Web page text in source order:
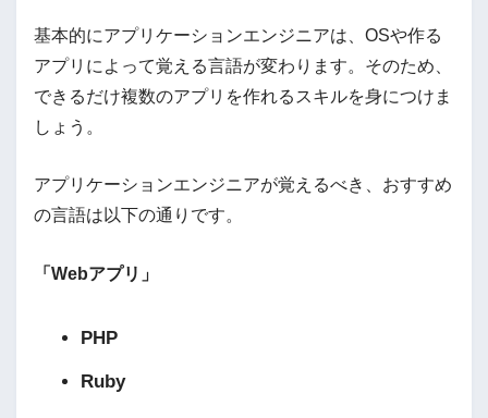
基本的にアプリケーションエンジニアは、OSや作る
アプリによって覚える言語が変わります。そのため、
できるだけ複数のアプリを作れるスキルを身につけま
しょう。
アプリケーションエンジニアが覚えるべき、おすすめ
の言語は以下の通りです。
「Webアプリ」
PHP
Ruby